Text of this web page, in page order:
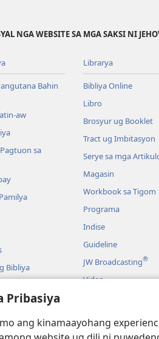
Pribasiya
ang kinamaayohang
NGA WEBSITE SA MGA SAKSI NI
Bahin
aw
sa
Bibliya
Librarya
Bibliya Online
Libro
Brosyur ug Booklet
Tract ug Imbitasyon
Serye sa mga
Magasin
Workbook sa Tigom
Programa
Indise
Guideline
JW Broadcasting®
Video
Gidrama nga